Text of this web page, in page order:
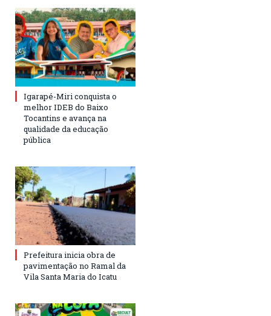
Igarapé-Miri conquista o
melhor IDEB do Baixo
Tocantins e avança na
qualidade da educação
pública
Prefeitura inicia obra de
pavimentação no Ramal da
Vila Santa Maria do Icatu